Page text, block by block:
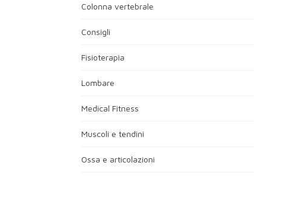
Colonna vertebrale
Consigli
Fisioterapia
Lombare
Medical Fitness
Muscoli e tendini
Ossa e articolazioni